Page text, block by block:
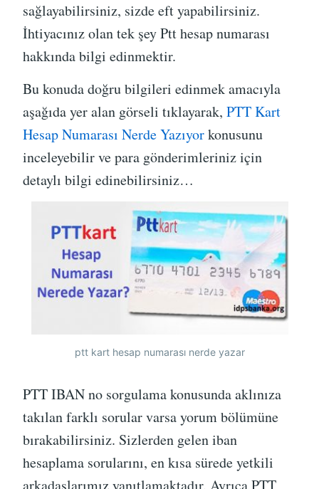
sağlayabilirsiniz, sizde eft yapabilirsiniz.
İhtiyacınız olan tek şey Ptt hesap numarası
hakkında bilgi edinmektir.
Bu konuda doğru bilgileri edinmek amacıyla
aşağıda yer alan görseli tıklayarak, PTT Kart
Hesap Numarası Nerde Yazıyorkonusunu
inceleyebilir ve para gönderimleriniz için
detaylı bilgi edinebilirsiniz…
ptt kart hesap numarası nerde yazar
PTT IBAN no sorgulama konusunda aklınıza
takılan farklı sorular varsa yorum bölümüne
bırakabilirsiniz. Sizlerden gelen iban
hesaplama sorularını, en kısa sürede yetkili
arkadaşlarımız yanıtlamaktadır. Ayrıca PTT